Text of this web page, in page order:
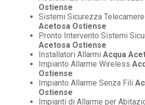
Ostiense
Sistemi Sicurezza Telecamere
Acetosa Ostiense
Pronto Intervento Sistemi
Acetosa Ostiense
Installatori Allarmi Acqua
Impianto Allarme Wireless
Ostiense
Impianto Allarme Senza Fili
Ostiense
Impianti di Allarme per